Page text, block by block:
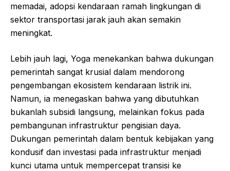
memadai, adopsi kendaraan ramah lingkungan di
sektor transportasi jarak jauh akan semakin
meningkat.
Lebih jauh lagi, Yoga menekankan bahwa dukungan
pemerintah sangat krusial dalam mendorong
pengembangan ekosistem kendaraan listrik ini.
Namun, ia menegaskan bahwa yang dibutuhkan
bukanlah subsidi langsung, melainkan fokus pada
pembangunan infrastruktur pengisian daya.
Dukungan pemerintah dalam bentuk kebijakan yang
kondusif dan investasi pada infrastruktur menjadi
kunci utama untuk mempercepat transisi ke